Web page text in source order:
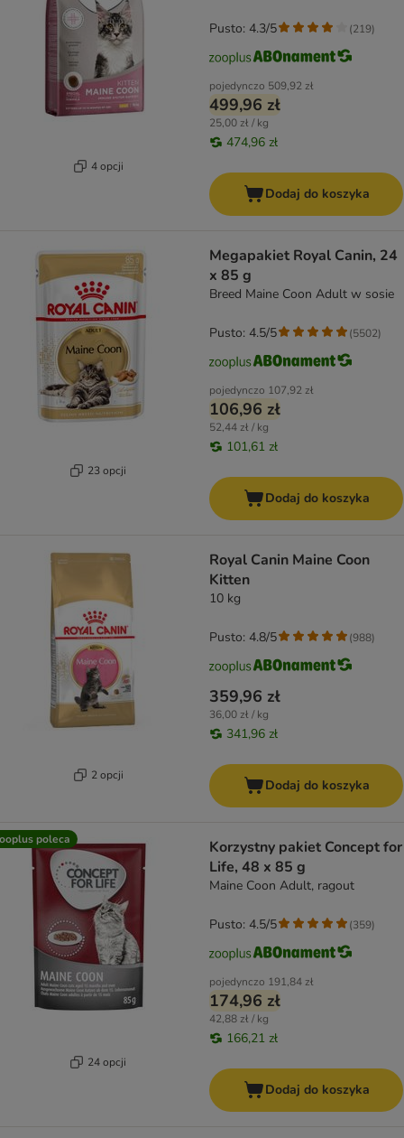
4 opcji
pojedynczo 509,92 zł
499,96 zł
25,00 zł / kg
474,96 zł
Pusto: 4.3/5 (219)
Dodaj do koszyka
23 opcji
Megapakiet Royal Canin, 24
x 85 g
Breed Maine Coon Adult w sosie
pojedynczo 107,92 zł
106,96 zł
52,44 zł / kg
101,61 zł
Pusto: 4.5/5 (5502)
Dodaj do koszyka
2 opcji
Royal Canin Maine Coon
Kitten
10 kg
359,96 zł
36,00 zł / kg
341,96 zł
Pusto: 4.8/5 (988)
Dodaj do koszyka
poleca
24 opcji
Korzystny pakiet Concept for
Life, 48 x 85 g
Maine Coon Adult, ragout
pojedynczo 191,84 zł
174,96 zł
42,88 zł / kg
166,21 zł
Pusto: 4.5/5 (359)
Dodaj do koszyka